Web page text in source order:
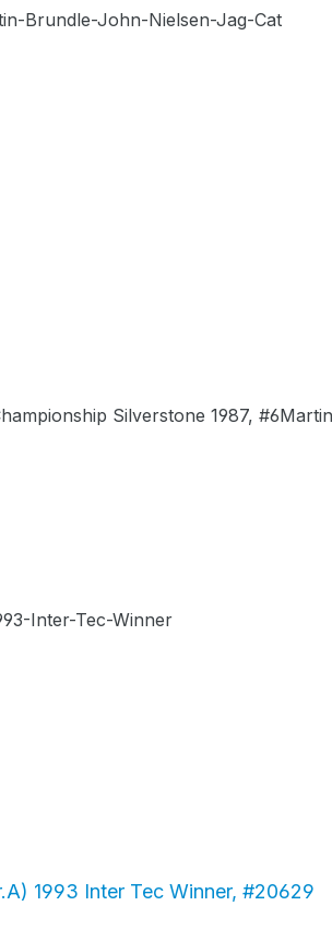
Silverstone 1987,
1993 Inter Tec Winner, #20629